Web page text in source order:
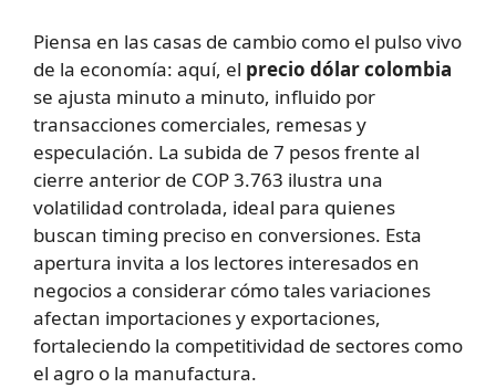
Piensa en las casas de cambio como el pulso vivo
de la economía: aquí, el precio dólar colombia
se ajusta minuto a minuto, influido por
transacciones comerciales, remesas y
especulación. La subida de 7 pesos frente al
cierre anterior de COP 3.763 ilustra una
volatilidad controlada, ideal para quienes
buscan timing preciso en conversiones. Esta
apertura invita a los lectores interesados en
negocios a considerar cómo tales variaciones
afectan importaciones y exportaciones,
fortaleciendo la competitividad de sectores como
el agro o la manufactura.